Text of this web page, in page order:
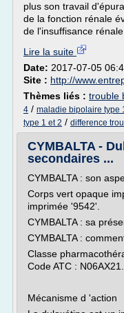
plus son travail
de la fonction rénale
de l'insuffisance
Lire la suite
Date: 2017-07-05
Site : http://
Thèmes liés : trouble
4 / maladie bipolaire type
type 1 et 2 / difference
CYMBALTA -
secondaires ...
CYMBALTA : son
Corps vert opaque
imprimée '9542'.
CYMBALTA : sa
CYMBALTA :
Classe
Code ATC : N06AX21.
Mécanisme d 'action